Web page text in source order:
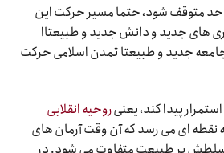
حد متوقف شود، حتما مسیر حرکت این
های جدید و دانش جدید و طبیعتاا
جدید و طبیعتا تمدن اسلامی حرکت
پیدا کند، یعنیروحیه انقلابی
نقطه ای می رسد که آن وقت آرمان های